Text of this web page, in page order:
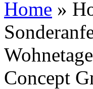
Home »
Concept